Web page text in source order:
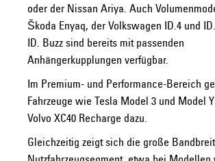
oder der Nissan Ariya. Auch
Škoda Enyaq, der Volkswagen ID.4 und
ID. Buzz sind bereits mit passenden
Anhängerkupplungen verfügbar.
Im Premium- und Performance-Bereich
Fahrzeuge wie Tesla Model 3 und Model
Volvo XC40 Recharge dazu.
Gleichzeitig zeigt sich die große